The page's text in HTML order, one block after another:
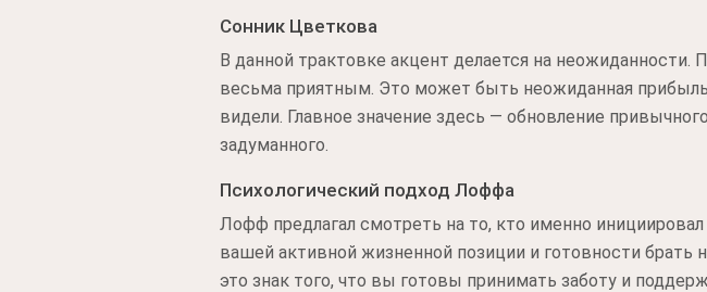
Сонник Цветкова
В данной трактовке акцент делается на
весьма приятным. Это может быть неожиданная
видели. Главное значение здесь — обновление
задуманного.
Психологический подход Лоффа
Лофф предлагал смотреть на то, кто именно
вашей активной жизненной позиции и готовности брать
это знак того, что вы готовы принимать заботу и